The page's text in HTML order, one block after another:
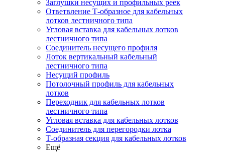
Заглушки несущих и профильных реек
Ответвление Т-образное для кабельных
лотков лестничного типа
Угловая вставка для кабельных лотков
лестничного типа
Соединитель несущего профиля
Лоток вертикальный кабельный
лестничного типа
Несущий профиль
Потолочный профиль для кабельных
лотков
Переходник для кабельных лотков
лестничного типа
Угловая вставка для кабельных лотков
Соединитель для перегородки лотка
Т-образная секция для кабельных лотков
Ещё